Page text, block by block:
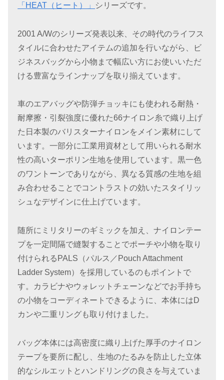
「HEAT（ヒート）」
シリーズです。
2001 A/Wのシリーズ発表以来、その時代のライフス
タイルに合わせたアイテムの追加を行いながら、ビ
ジネスバッグから小物まで幅広い方にお使いいただ
ける豊富なラインナップを取り揃えています。
車のエアバッグや防弾チョッキにも使われる耐熱・
耐摩擦・引裂強度に優れた66ナイロン糸で織り上げ
た日本製のバリスターナイロンをメイン素材にして
います。一部分に工業用資材として用いられる耐水
性の高いターポリン生地を使用しています。黒一色
のワントーンでありながら、異なる質感の生地を組
み合わせることでコントラストの効いたスタイリッ
シュなデザインに仕上げています。
随所にミリタリーのギミックを加え、ナイロンテー
プを一定間隔で縫製することでポーチや小物を取り
付けられるPALS（パルス／Pouch Attachment
Ladder System）を採用しているのもポイントで
す。カラビナやウォレットチェーンなどでお手持ち
の小物をコーディネートできるように、本体にはD
カンや二重リングも取り付けました。
バッグ本体には高密度に織り上げた厚手のナイロン
テープを要所に配し、生地のたるみを防止した立体
的なシルエットとハンドリングの良さを与えていま